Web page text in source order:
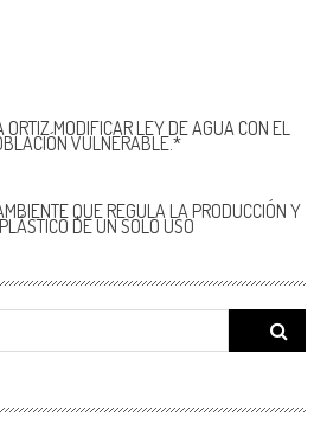
MODIFICAR LEY DE AGUA CON EL
VULNERABLE.*
QUE REGULA LA PRODUCCIÓN Y
DE UN SOLO USO
Search
for: